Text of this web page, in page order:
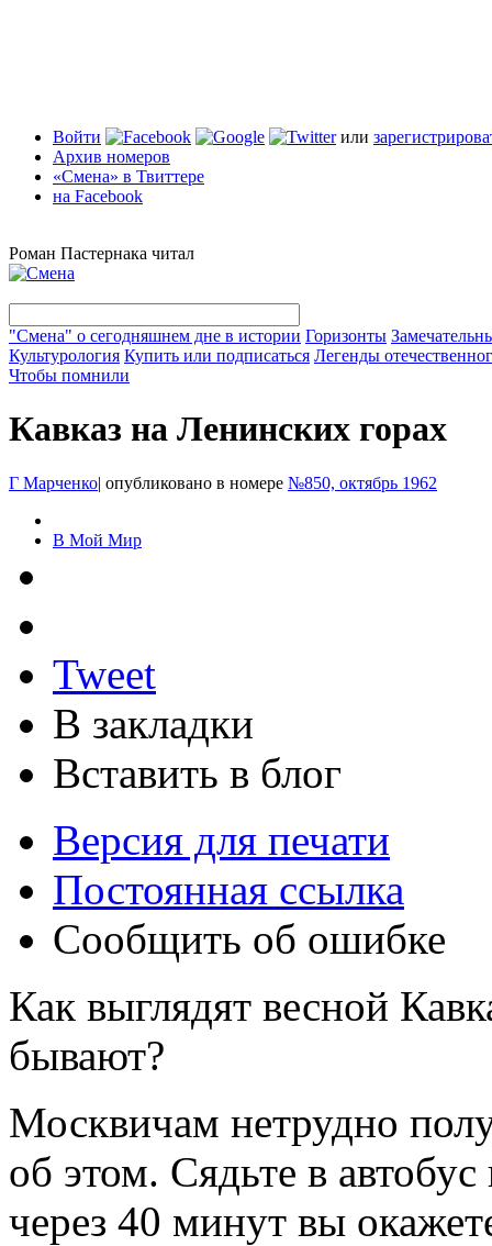
Войти или
Архив номеров
«Смена» в Твиттере
на Facebook
Роман Пастернака читал
"Смена" о сегодняшнем дне в истории Горизонты
Культурология Купить или подписаться Легенды
Чтобы помнили
Кавказ на Ленинских горах
Г Марченко| опубликовано в номере №850, октябрь 1962
В Мой Мир
Tweet
В закладки
Вставить в блог
Версия для печати
Постоянная ссылка
Сообщить об ошибке
Как выглядят весной
бывают?
Москвичам нетрудно
об этом. Сядьте в
через 40 минут вы